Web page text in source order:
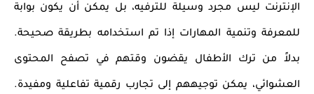
الإنترنت ليس مجرد وسيلة للترفيه، بل يمكن أن يكون بوابة
للمعرفة وتنمية المهارات إذا تم استخدامه بطريقة صحيحة.
بدلاً من ترك الأطفال يقضون وقتهم في تصفح المحتوى
العشوائي، يمكن توجيههم إلى تجارب رقمية تفاعلية ومفيدة.